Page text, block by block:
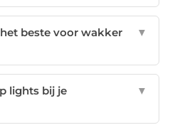
beste voor wakker
▼
lights bij je
▼